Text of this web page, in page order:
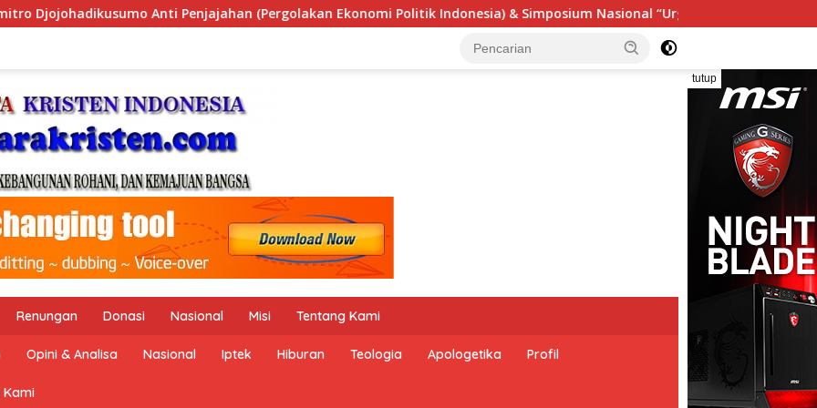
Politik Indonesia) & Simposium Nasional “Urgensi Undang-Undang Perekonomian Nasional dan Kesejahteraan
tutup
Renungan Donasi Nasional Misi Tentang Kami
Opini & Analisa Nasional Iptek Hiburan Teologia Apologetika Profil
Kami